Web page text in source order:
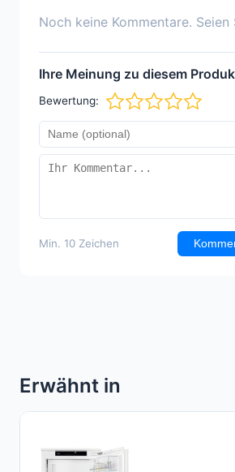
Noch keine Kommentare. Seien
Ihre Meinung zu diesem
Bewertung:
Min. 10 Zeichen
Erwähnt in